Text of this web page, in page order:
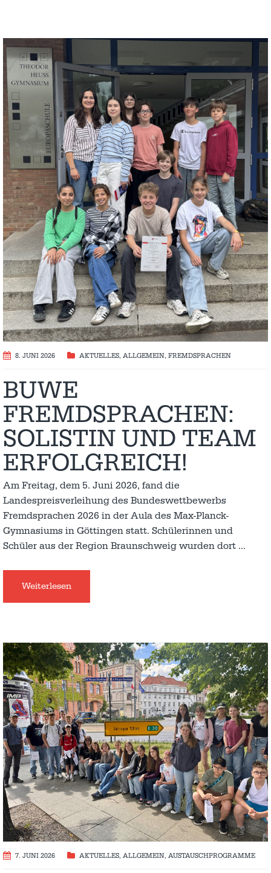
8. JUNI 2026 AKTUELLES, ALLGEMEIN, FREMDSPRACHEN
BUWE
FREMDSPRACHEN:
SOLISTIN UND TEAM
ERFOLGREICH!
Am Freitag, dem 5. Juni 2026, fand die
Landespreisverleihung des Bundeswettbewerbs
Fremdsprachen 2026 in der Aula des Max-Planck-
Gymnasiums in Göttingen statt. Schülerinnen und
Schüler aus der Region Braunschweig wurden dort …
Weiterlesen
7. JUNI 2026 AKTUELLES, ALLGEMEIN, AUSTAUSCH­PROGRAMME